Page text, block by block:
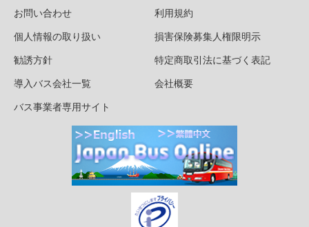
お問い合わせ
利用規約
個人情報の取り扱い
損害保険募集人権限明示
勧誘方針
特定商取引法に基づく表記
導入バス会社一覧
会社概要
バス事業者専用サイト